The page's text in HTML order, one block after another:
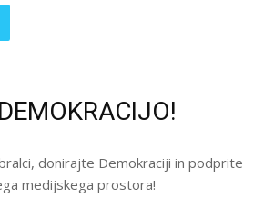
donirajte Demokraciji in podprite
medijskega prostora!